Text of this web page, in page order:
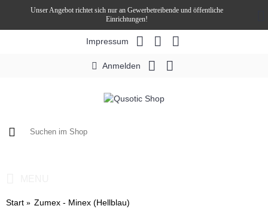
Unser Angebot richtet sich nur an Gewerbetreibende und öffentliche
Einrichtungen!
Impressum
Anmelden
Start Zumex - Minex (Hellblau)